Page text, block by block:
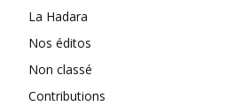
La Hadara
Nos éditos
Non classé
Contributions